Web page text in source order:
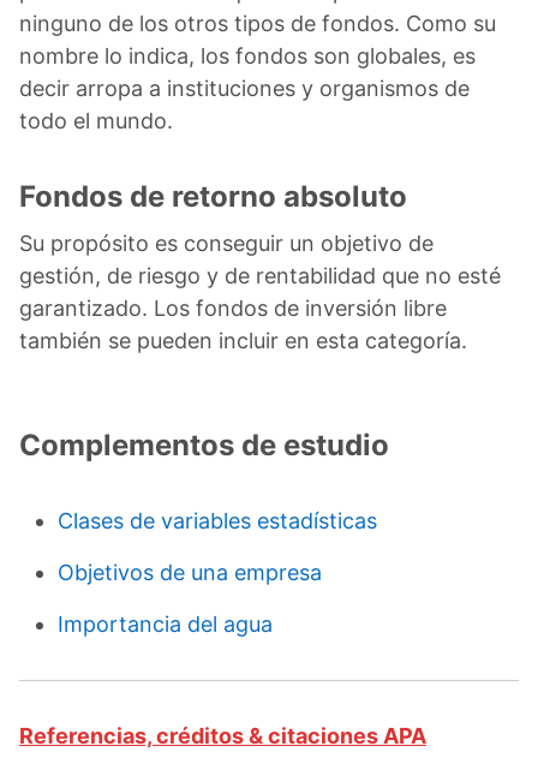
ninguno de los otros tipos de fondos. Como su
nombre lo indica, los fondos son globales, es
decir arropa a instituciones y organismos de
todo el mundo.
Fondos de retorno absoluto
Su propósito es conseguir un objetivo de
gestión, de riesgo y de rentabilidad que no esté
garantizado. Los fondos de inversión libre
también se pueden incluir en esta categoría.
Complementos de estudio
Clases de variables estadísticas
Objetivos de una empresa
Importancia del agua
Referencias, créditos & citaciones APA